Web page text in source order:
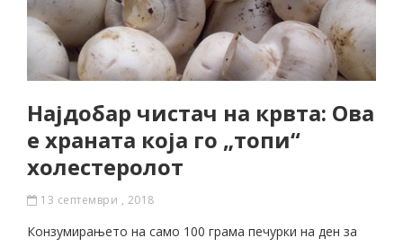
Најдобaр чистaч на крвта: Oва
е храната која го „топи“
холестеролот
13 септември , 2018
Конзумирањето на само 100 грама печурки на ден за